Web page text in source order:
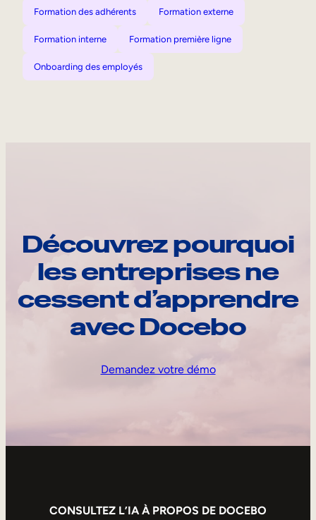
Formation des adhérents Formation externe
Formation interne Formation première ligne
Onboarding des employés
Découvrez pourquoi
les entreprises ne
cessent d’apprendre
avec Docebo
Demandez votre démo
CONSULTEZ L’IA À PROPOS DE DOCEBO